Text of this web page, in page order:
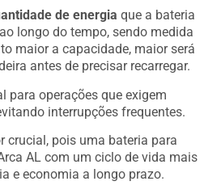
de energia que a bateria
longo do tempo, sendo medida
maior a capacidade, maior será
antes de precisar recarregar.
para operações que exigem
interrupções frequentes.
crucial, pois uma bateria para
AL com um ciclo de vida mais
e economia a longo prazo.